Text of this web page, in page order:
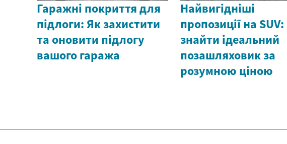
Гаражні покриття для
підлоги: Як захистити
та оновити підлогу
вашого гаража
Найвигідніші
пропозиції на
знайти ідеальний
позашляховик за
розумною ціною